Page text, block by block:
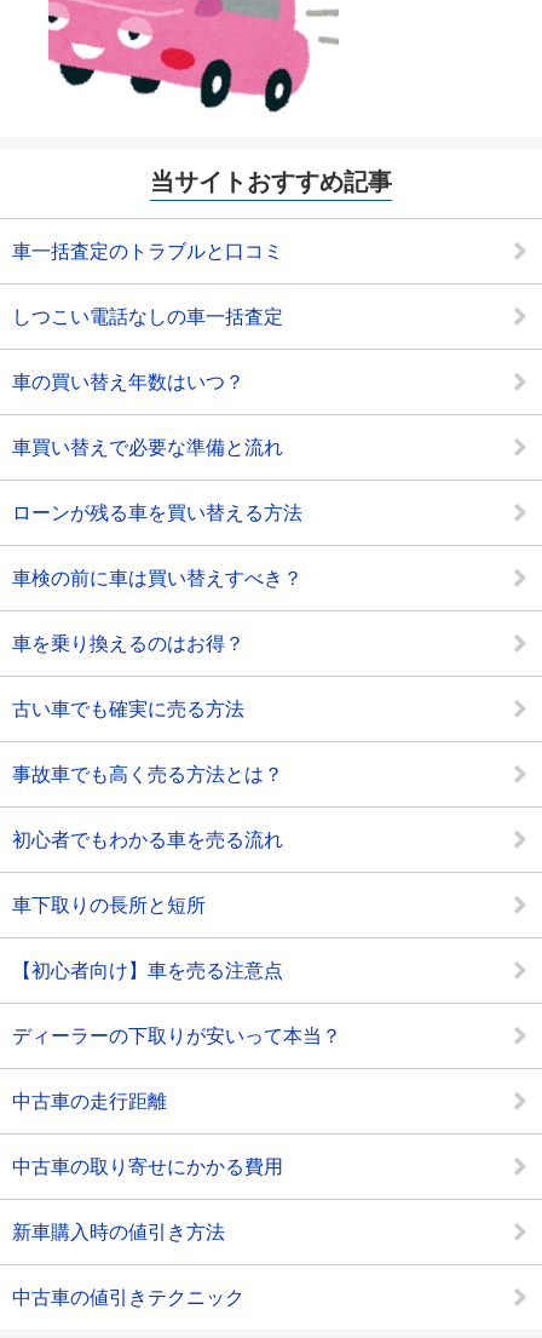
当サイトおすすめ記事
車一括査定のトラブルと口コミ
しつこい電話なしの車一括査定
車の買い替え年数はいつ？
車買い替えで必要な準備と流れ
ローンが残る車を買い替える方法
車検の前に車は買い替えすべき？
車を乗り換えるのはお得？
古い車でも確実に売る方法
事故車でも高く売る方法とは？
初心者でもわかる車を売る流れ
車下取りの長所と短所
【初心者向け】車を売る注意点
ディーラーの下取りが安いって本当？
中古車の走行距離
中古車の取り寄せにかかる費用
新車購入時の値引き方法
中古車の値引きテクニック